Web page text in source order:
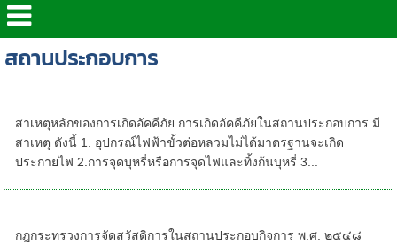
สถานประกอบการ
สาเหตุหลักของการเกิดอัคคีภัย การเกิดอัคคีภัยในสถานประกอบการ มี
สาเหตุ ดังนี้ 1. อุปกรณ์ไฟฟ้าขั้วต่อหลวมไม่ได้มาตรฐานจะเกิด
ประกายไฟ 2.การจุดบุหรี่หรือการจุดไฟและทิ้งก้นบุหรี่ 3...
กฎกระทรวงการจัดสวัสดิการในสถานประกอบกิจการ พ.ศ. ๒๕๔๘